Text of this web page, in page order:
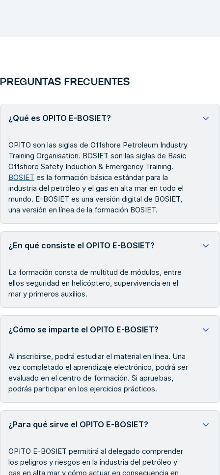
PREGUNTAS FRECUENTES
¿Qué es OPITO E-BOSIET?
OPITO son las siglas de Offshore Petroleum Industry
Training Organisation. BOSIET son las siglas de Basic
Offshore Safety Induction & Emergency Training.
BOSIET es la formación básica estándar para la
industria del petróleo y el gas en alta mar en todo el
mundo. E-BOSIET es una versión digital de BOSIET,
una versión en línea de la formación BOSIET.
¿En qué consiste el OPITO E-BOSIET?
La formación consta de multitud de módulos, entre
ellos seguridad en helicóptero, supervivencia en el
mar y primeros auxilios.
¿Cómo se imparte el OPITO E-BOSIET?
Al inscribirse, podrá estudiar el material en línea. Una
vez completado el aprendizaje electrónico, podrá ser
evaluado en el centro de formación. Si apruebas,
podrás participar en los ejercicios prácticos.
¿Para qué sirve el OPITO E-BOSIET?
OPITO E-BOSIET permitirá al delegado comprender
los peligros y riesgos en la industria del petróleo y
gas en alta mar y cómo actuar en consecuencia en